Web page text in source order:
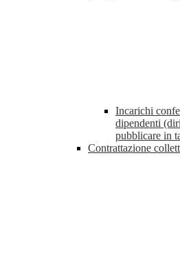
Incarichi
dipendenti
pubblicare in
Contrattazione